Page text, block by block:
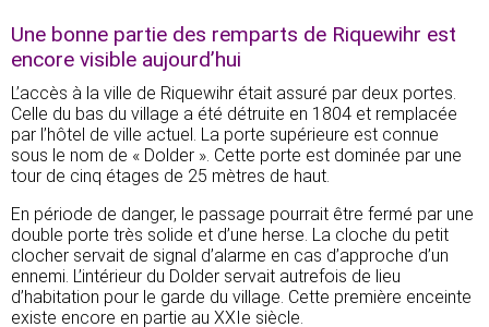
Une bonne partie des remparts de Riquewihr est
encore visible aujourd’hui
L’accès à la ville de Riquewihr était assuré par deux portes.
Celle du bas du village a été détruite en 1804 et remplacée
par l’hôtel de ville actuel. La porte supérieure est connue
sous le nom de « Dolder ». Cette porte est dominée par une
tour de cinq étages de 25 mètres de haut.
En période de danger, le passage pourrait être fermé par une
double porte très solide et d’une herse. La cloche du petit
clocher servait de signal d’alarme en cas d’approche d’un
ennemi. L’intérieur du Dolder servait autrefois de lieu
d’habitation pour le garde du village. Cette première enceinte
existe encore en partie au XXIe siècle.